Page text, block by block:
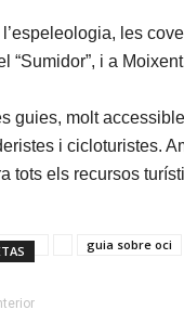
les
“Sumidor”, i a
guies, molt
i cicloturistes.
tots els recursos
guia sobre oci